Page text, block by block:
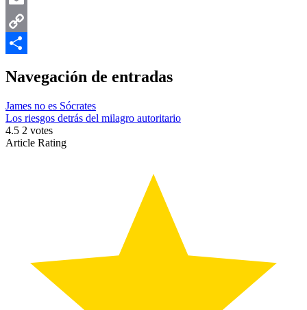
Email
Copy
Navegación de entradas
James no es Sócrates
Los riesgos detrás del milagro autoritario
4.5 2 votes
Article Rating